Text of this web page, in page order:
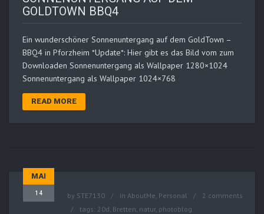
GOLDTOWN BBQ4
Ein wunderschöner Sonnenuntergang auf dem GoldTown –
BBQ4 in Pforzheim *Update*: Hier gibt es das Bild vom zum
Downloaden Sonnenuntergang als Wallpaper 1280×1024
Sonnenuntergang als Wallpaper 1024×768
READ MORE
MAI
14 by STE7130 in AboutMe Personal
2 comments
tags: 20d Bretten natur, photoblog